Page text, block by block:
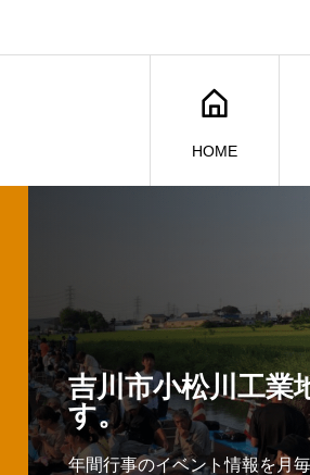
HOME
吉川市小松川工業
す。
年間行事のイベント情報を月